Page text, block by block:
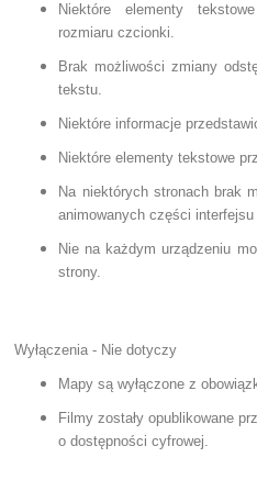
Niektóre elementy
rozmiaru czcionki.
Brak możliwości zmiany
tekstu.
Niektóre informacje
Niektóre elementy tekstowe
Na niektórych stronach brak
animowanych części interfejsu
Nie na każdym urządzeniu
strony.
Wyłączenia - Nie dotyczy
Mapy są wyłączone z
Filmy zostały opublikowane
o dostępności cyfrowej.